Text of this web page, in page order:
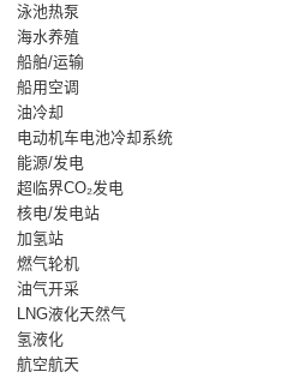
泳池热泵
海水养殖
船舶/运输
船用空调
油冷却
电动机车电池冷却系统
能源/发电
超临界CO₂发电
核电/发电站
加氢站
燃气轮机
油气开采
LNG液化天然气
氢液化
航空航天